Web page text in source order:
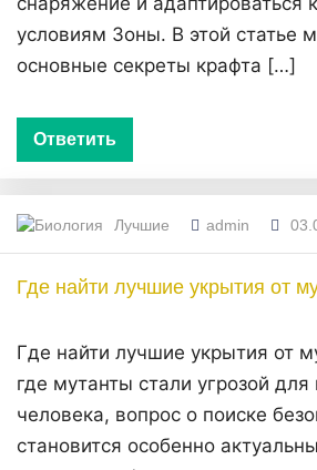
условиям Зоны. В этой статье
основные секреты крафта […]
Ответить
Лучшие admin
Где найти лучшие укрытия от
Где найти лучшие укрытия от
где мутанты стали угрозой
человека, вопрос о поиске
становится особенно